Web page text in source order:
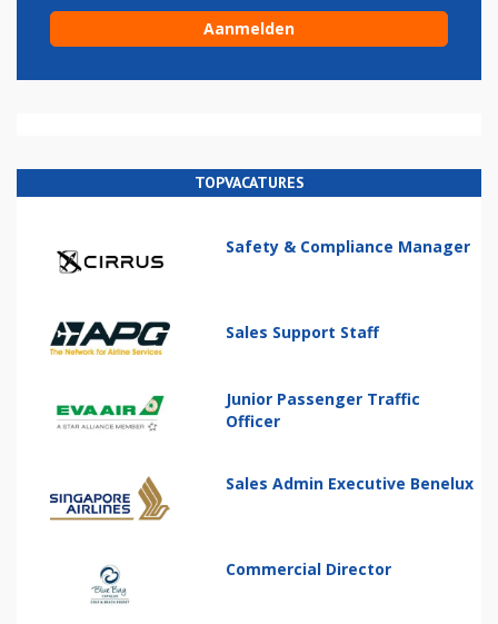
TOPVACATURES
Safety & Compliance Manager
Sales Support Staff
Junior Passenger Traffic
Officer
Sales Admin Executive Benelux
Commercial Director